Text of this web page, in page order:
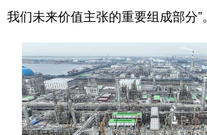
我们未来价值主张的重要组成部分”。